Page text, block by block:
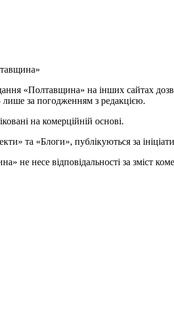
«Полтавщина» на інших сайтах
за погодженням з редакцією.
на комерційній основі.
та «Блоги», публікуються за
не несе відповідальності за зміст